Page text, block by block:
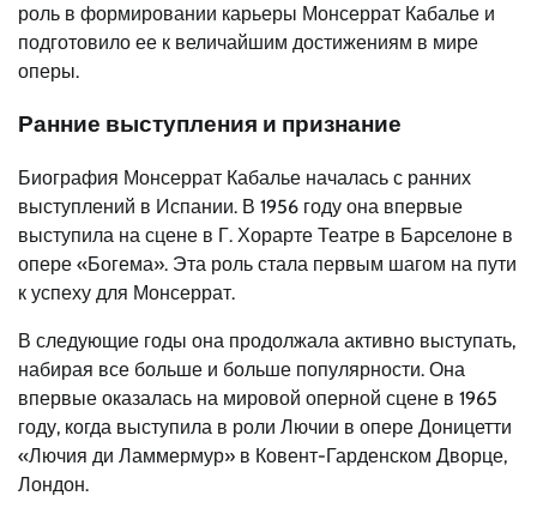
роль в формировании карьеры Монсеррат Кабалье и
подготовило ее к величайшим достижениям в мире
оперы.
Ранние выступления и признание
Биография Монсеррат Кабалье началась с ранних
выступлений в Испании. В 1956 году она впервые
выступила на сцене в Г. Хорарте Театре в Барселоне в
опере «Богема». Эта роль стала первым шагом на пути
к успеху для Монсеррат.
В следующие годы она продолжала активно выступать,
набирая все больше и больше популярности. Она
впервые оказалась на мировой оперной сцене в 1965
году, когда выступила в роли Лючии в опере Доницетти
«Лючия ди Ламмермур» в Ковент-Гарденском Дворце,
Лондон.